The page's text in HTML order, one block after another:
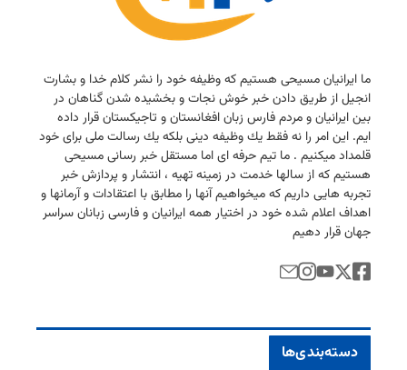
ما ایرانیان مسیحی هستیم كه وظیفه خود را نشر كلام خدا و بشارت
انجیل از طریق دادن خبر خوش نجات و بخشیده شدن گناهان در
بین ایرانیان و مردم فارس زبان افغانستان و تاجیكستان قرار داده
ایم. این امر را نه فقط یك وظیفه دینی بلكه یك رسالت ملی برای خود
قلمداد میكنیم . ما تیم حرفه ای اما مستقل خبر رسانی مسیحی
هستیم كه از سالها خدمت در زمینه تهیه ، انتشار و پردازش خبر
تجربه هایی داریم كه میخواهیم آنها را مطابق با اعتقادات و آرمانها و
اهداف اعلام شده خود در اختیار همه ایرانیان و فارسی زبانان سراسر
جهان قرار دهیم
دسته‌بندی‌ها